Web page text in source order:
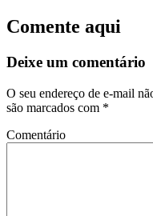
Comente aqui
Deixe um comentário
O seu endereço de e-mail
são marcados com *
Comentário